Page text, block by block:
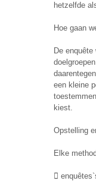
hetzelfde
Hoe gaan
De
een kleine
kiest.
Opstelling
Elke
